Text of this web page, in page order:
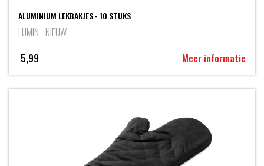
ALUMINIUM LEKBAKJES - 10 STUKS
LUMIN - NIEUW
5,99
Meer informatie